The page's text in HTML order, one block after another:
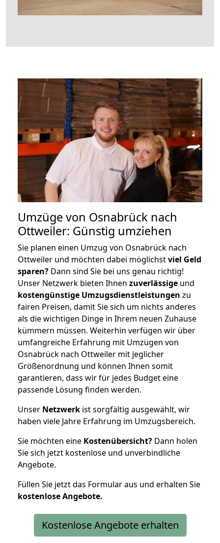
Umzüge von Osnabrück nach
Ottweiler: Günstig umziehen
Sie planen einen Umzug von Osnabrück nach
Ottweiler und möchten dabei möglichstviel Geld
sparen? Dann sind Sie bei uns genau richtig!
Unser Netzwerk bieten Ihnen zuverlässige und
kostengünstige Umzugsdienstleistungen zu
fairen Preisen, damit Sie sich um nichts anderes
als die wichtigen Dinge in Ihrem neuen Zuhause
kümmern müssen. Weiterhin verfügen wir über
umfangreiche Erfahrung mit Umzügen von
Osnabrück nach Ottweiler mit jeglicher
Größenordnung und können Ihnen somit
garantieren, dass wir für jedes Budget eine
passende Lösung finden werden.
Unser Netzwerk ist sorgfältig ausgewählt, wir
haben viele Jahre Erfahrung im Umzugsbereich.
Sie möchten eine Kostenübersicht? Dann holen
Sie sich jetzt kostenlose und unverbindliche
Angebote.
Füllen Sie jetzt das Formular aus und erhalten Sie
kostenloseAngebote.
Kostenlose Angebote erhalten